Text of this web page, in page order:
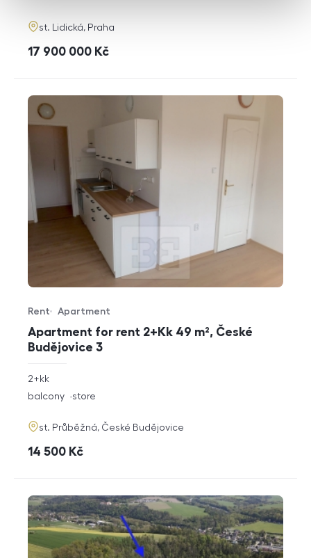
adresa
st. Lidická, Praha
cena
17 900 000 Kč
Apartment for rent 2+Kk 49 m², České
Budějovice 3
Offer type
Rent
Property type
Apartment
rozměry
disposition
2+kk
funkce
balcony store
adresa
st. Průběžná, České Budějovice
cena
14 500 Kč